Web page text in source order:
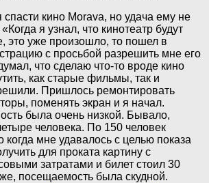
кино Morava, но удача ему не
я узнал, что кинотеатр будут
это уже произошло, то пошел в
с просьбой разрешить мне его
что сделаю что-то вроде кино
как старые фильмы, так и
Пришлось ремонтировать
поменять экран и я начал.
была очень низкой. Бывало,
человека. По 150 человек
когда мне удавалось с целью показа
для проката картину с
затратами и билет стоил 30
посещаемость была скудной.